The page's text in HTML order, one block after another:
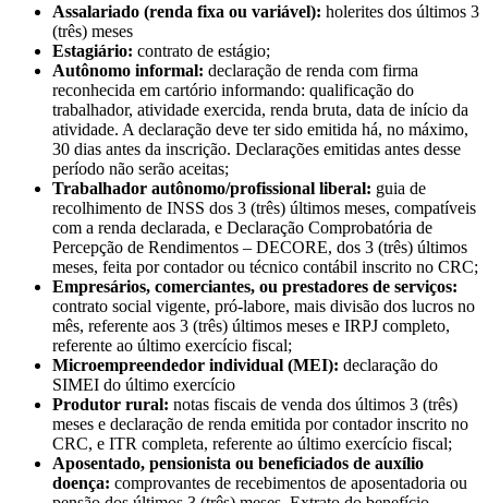
Assalariado (renda fixa ou variável): holerites dos últimos 3
(três) meses
Estagiário: contrato de estágio;
Autônomo informal: declaração de renda com firma
reconhecida em cartório informando: qualificação do
trabalhador, atividade exercida, renda bruta, data de início da
atividade. A declaração deve ter sido emitida há, no máximo,
30 dias antes da inscrição. Declarações emitidas antes desse
período não serão aceitas;
Trabalhador autônomo/profissional liberal: guia de
recolhimento de INSS dos 3 (três) últimos meses, compatíveis
com a renda declarada, e Declaração Comprobatória de
Percepção de Rendimentos – DECORE, dos 3 (três) últimos
meses, feita por contador ou técnico contábil inscrito no CRC;
Empresários, comerciantes, ou prestadores de serviços:
contrato social vigente, pró-labore, mais divisão dos lucros no
mês, referente aos 3 (três) últimos meses e IRPJ completo,
referente ao último exercício fiscal;
Microempreendedor individual (MEI): declaração do
SIMEI do último exercício
Produtor rural: notas fiscais de venda dos últimos 3 (três)
meses e declaração de renda emitida por contador inscrito no
CRC, e ITR completa, referente ao último exercício fiscal;
Aposentado, pensionista ou beneficiados de auxílio
doença: comprovantes de recebimentos de aposentadoria ou